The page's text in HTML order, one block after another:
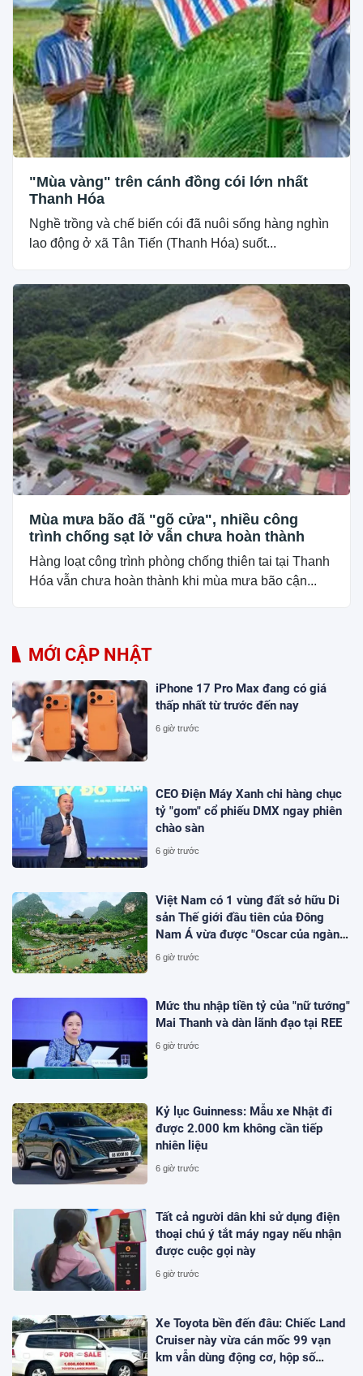
"Mùa vàng" trên cánh đồng cói lớn nhất
Thanh Hóa
Nghề trồng và chế biến cói đã nuôi sống hàng nghìn
lao động ở xã Tân Tiến (Thanh Hóa) suốt...
Mùa mưa bão đã "gõ cửa", nhiều công
trình chống sạt lở vẫn chưa hoàn thành
Hàng loạt công trình phòng chống thiên tai tại Thanh
Hóa vẫn chưa hoàn thành khi mùa mưa bão cận...
MỚI CẬP NHẬT
iPhone 17 Pro Max đang có giá
thấp nhất từ trước đến nay
6 giờ trước
CEO Điện Máy Xanh chi hàng chục
tỷ "gom" cổ phiếu DMX ngay phiên
chào sàn
6 giờ trước
Việt Nam có 1 vùng đất sở hữu Di
sản Thế giới đầu tiên của Đông
Nam Á vừa được "Oscar của ngành
du lịch" đề cử, là nơi tỷ phú Xuân
6 giờ trước
Mức thu nhập tiền tỷ của "nữ tướng"
Mai Thanh và dàn lãnh đạo tại REE
6 giờ trước
Kỷ lục Guinness: Mẫu xe Nhật đi
được 2.000 km không cần tiếp
nhiên liệu
6 giờ trước
Tất cả người dân khi sử dụng điện
thoại chú ý tắt máy ngay nếu nhận
được cuộc gọi này
6 giờ trước
Xe Toyota bền đến đâu: Chiếc Land
Cruiser này vừa cán mốc 99 vạn
km vẫn dùng động cơ, hộp số